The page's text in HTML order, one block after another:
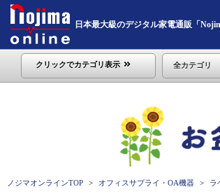
日本最大級のデジタル家電通販「
クリックでカテゴリ表示 全カテゴリ
ノジマオンラインTOP オフィスサプライ・OA機器 ラ